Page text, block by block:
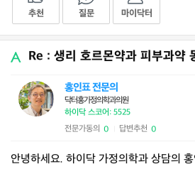
추천 질문 마이닥터
Re : 생리 호르몬약과 피부과약
홍인표 전문의
닥터홍가정의학과의원
하이닥 스코어: 5525
전문가동의 0 답변추천 0
안녕하세요. 하이닥 가정의학과 상담의